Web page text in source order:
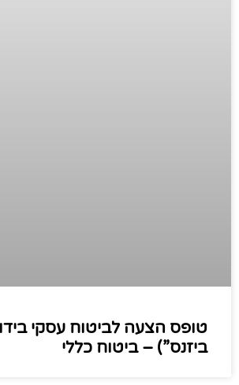
טופס הצעה לביטוח עסקי
ביזנס”) – ביטוח כללי